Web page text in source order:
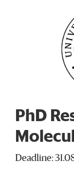
PhD
Deadline: